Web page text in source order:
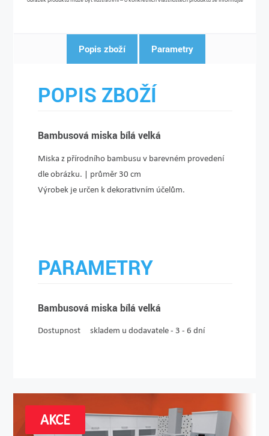
Popis zboží Parametry
POPIS ZBOŽÍ
Bambusová miska bílá velká
Miska z přírodního bambusu v barevném provedení
dle obrázku. | průměr 30 cm
Výrobek je určen k dekorativním účelům.
PARAMETRY
Bambusová miska bílá velká
Dostupnost skladem u dodavatele - 3 - 6 dní
AKCE